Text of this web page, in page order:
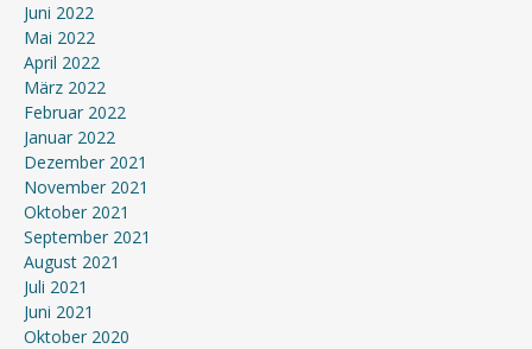
Juni 2022
Mai 2022
April 2022
März 2022
Februar 2022
Januar 2022
Dezember 2021
November 2021
Oktober 2021
September 2021
August 2021
Juli 2021
Juni 2021
Oktober 2020